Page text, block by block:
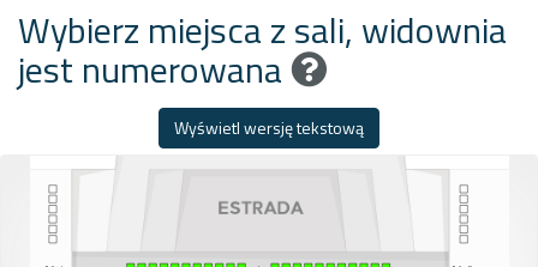
Wybierz miejsca z sali, widownia
jest numerowana
Wyświetl wersję tekstową